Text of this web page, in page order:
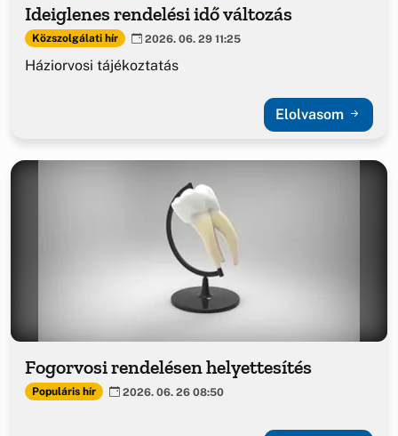
Ideiglenes rendelési idő változás
Közszolgálati hír 2026. 06. 29 11:25
Háziorvosi tájékoztatás
Elolvasom
Fogorvosi rendelésen helyettesítés
Populáris hír 2026. 06. 26 08:50